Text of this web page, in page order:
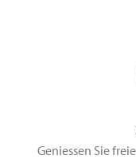
Geniessen Sie